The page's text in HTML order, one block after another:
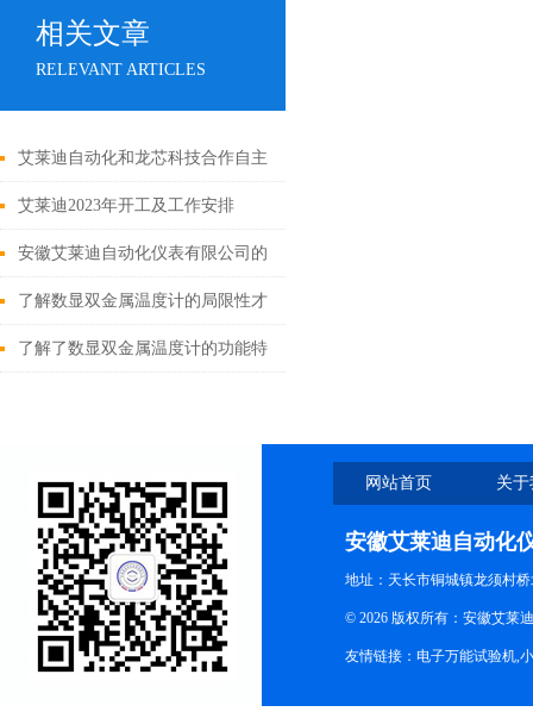
相关文章
RELEVANT ARTICLES
艾莱迪自动化和龙芯科技合作自主
创新突破国际技术“卡脖子“
艾莱迪2023年开工及工作安排
安徽艾莱迪自动化仪表有限公司的
液位计种类及用途
了解数显双金属温度计的局限性才
能更好的使用它
了解了数显双金属温度计的功能特
网站首页 关
安徽艾莱迪自动化
地址：天长市铜城镇龙须村
© 2026 版权所有：安徽艾莱
友情链接： 电子万能试验机,